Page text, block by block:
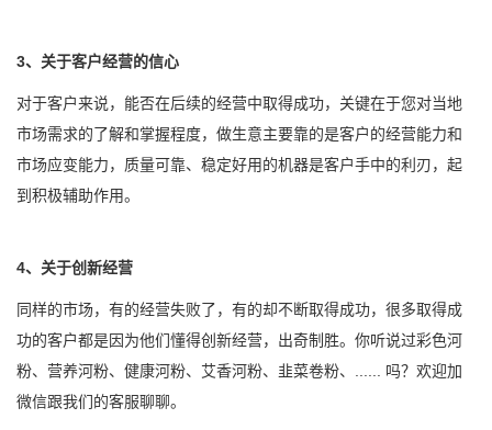
3、关于客户经营的信心
对于客户来说，能否在后续的经营中取得成功，关键在于您对当地
市场需求的了解和掌握程度，做生意主要靠的是客户的经营能力和
市场应变能力，质量可靠、稳定好用的机器是客户手中的利刃，起
到积极辅助作用。
4、关于创新经营
同样的市场，有的经营失败了，有的却不断取得成功，很多取得成
功的客户都是因为他们懂得创新经营，出奇制胜。你听说过彩色河
粉、营养河粉、健康河粉、艾香河粉、韭菜卷粉、...... 吗？欢迎加
微信跟我们的客服聊聊。